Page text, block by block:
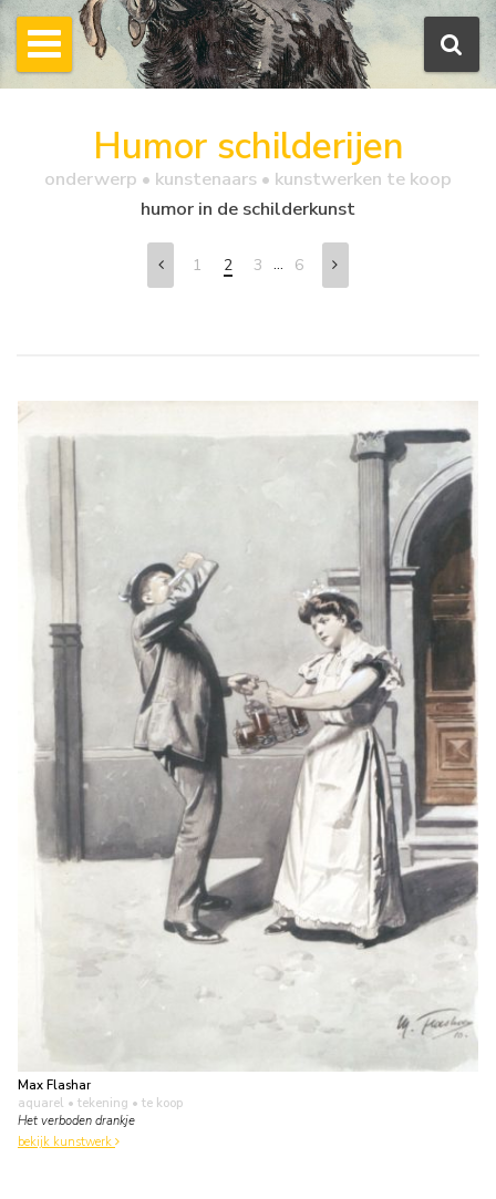
Humor schilderijen
onderwerp • kunstenaars • kunstwerken te koop
humor in de schilderkunst
1 2 3 ... 6
Max Flashar
aquarel • tekening • te koop
Het verboden drankje
bekijk kunstwerk